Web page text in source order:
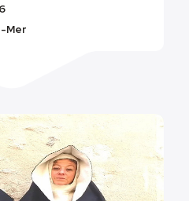
Mer